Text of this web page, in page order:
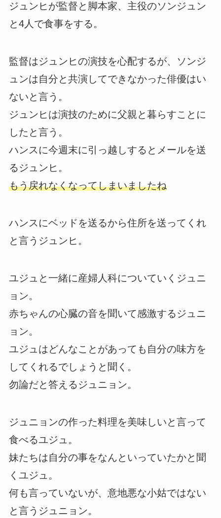
ジュンヒが監督と脚本家、主役のソンジュン
と4人で食事をする。
監督はジュンヒの演技を心配するが、ソンジ
ュンは自分と共演してできなかった俳優はい
ないと言う。
ジュンヒは演技のために父親と暮らすことに
したと言う。
ハンスに今週末に引っ越しするとメールを送
るジュンヒ。
もう戻れなくなってしまいましたね
ハンスにベッドを送るから住所を送ってくれ
と言うジュンヒ。
ユジュと一緒に産婦人科についていくジュニ
ョン。
赤ちゃんの心臓の音を聞いて感激するジュニ
ョン。
ユジュはどんなことがあっても自分の味方を
してくれるでしょうと聞く。
勿論だと答えるジュニョン。
ジュニョンの作った料理を美味しいと言って
食べるユジュ。
妹たちは自分の事をなんといっていたかと聞
くユジュ。
何も言っていないが、意地悪な小姑ではない
と言うジュニョン。